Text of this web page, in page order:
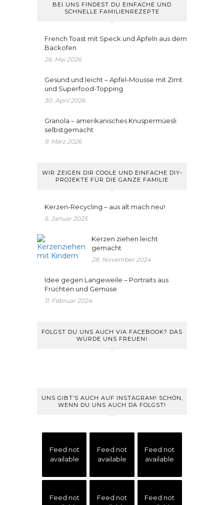
BEI UNS FINDEST DU EINFACHE UND
SCHNELLE FAMILIENREZEPTE
French Toast mit Speck und Äpfeln aus dem
Backofen
26. Mai 2026
Gesund und leicht – Apfel-Mousse mit Zimt
und Superfood-Topping
30. April 2026
Granola – amerikanisches Knuspermüesli
selbstgemacht
9. März 2026
WIR ZEIGEN DIR COOLE UND EINFACHE DIY-
PROJEKTE FÜR DIE GANZE FAMILIE
Kerzen-Recycling – aus alt mach neu!
5. Januar 2025
Kerzen ziehen leicht
gemacht
28. November 2024
Idee gegen Langeweile – Portraits aus
Früchten und Gemüse
11. Februar 2024
FOLGST DU UNS AUCH VIA FACEBOOK? DAS
WÜRDE UNS FREUEN!
UNS GIBT’S AUCH AUF INSTAGRAM! SCHÖN,
WENN DU UNS AUCH DA FOLGST!
Feed not
available
Feed not
available
Feed not
available
Feed not
Feed not
Feed not